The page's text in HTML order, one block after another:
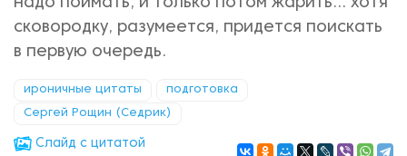
надо поймать, и только потом жарить... хотя
сковородку, разумеется, придется поискать
в первую очередь.
ироничные цитаты подготовка
Сергей Рощин (Седрик)
Cлайд с цитатой